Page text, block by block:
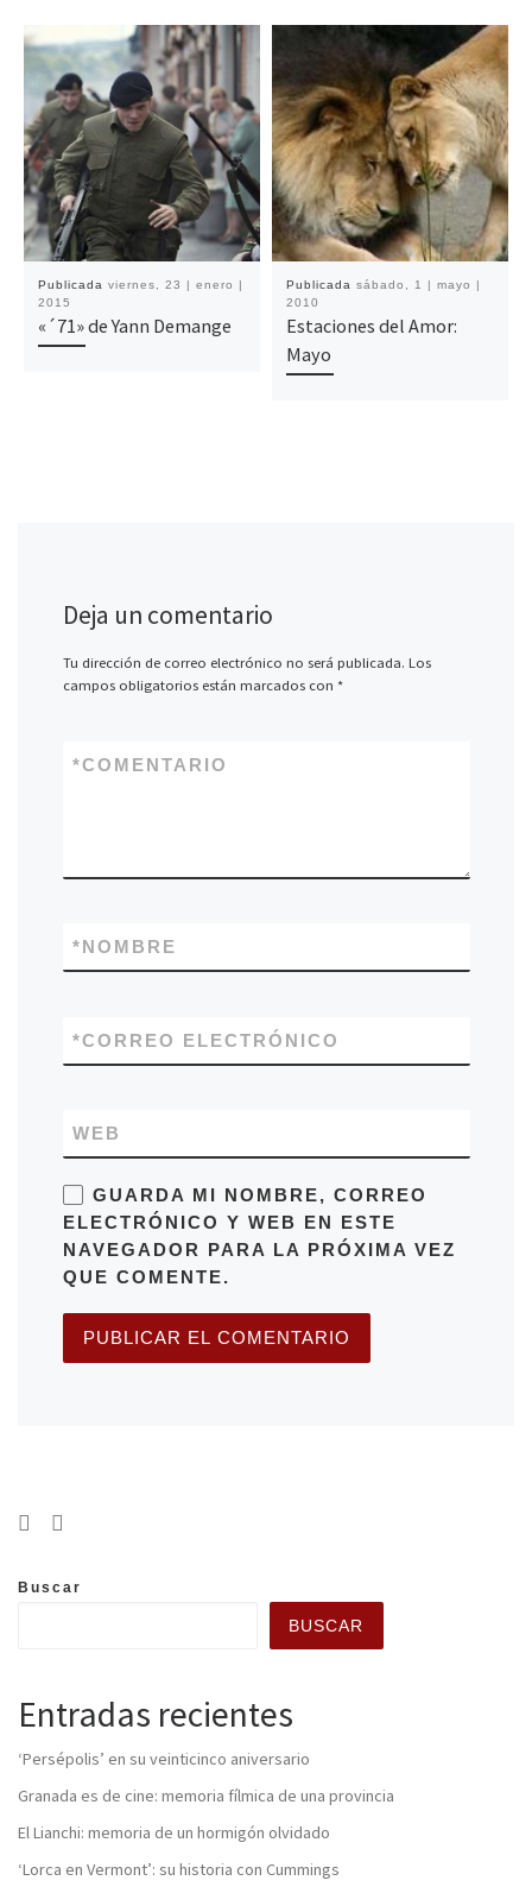
Publicada viernes, 23 | enero |
2015
«´71» de Yann Demange
Publicada sábado, 1 | mayo |
2010
Estaciones del Amor:
Mayo
Deja un comentario
Tu dirección de correo electrónico no será publicada. Los
campos obligatorios están marcados con *
COMENTARIO
*
NOMBRE
*
CORREO ELECTRÓNICO
*
WEB
GUARDA MI NOMBRE, CORREO
ELECTRÓNICO Y WEB EN ESTE
NAVEGADOR PARA LA PRÓXIMA VEZ
QUE COMENTE.
Buscar
BUSCAR
Entradas recientes
‘Persépolis’ en su veinticinco aniversario
Granada es de cine: memoria fílmica de una provincia
El Lianchi: memoria de un hormigón olvidado
‘Lorca en Vermont’: su historia con Cummings